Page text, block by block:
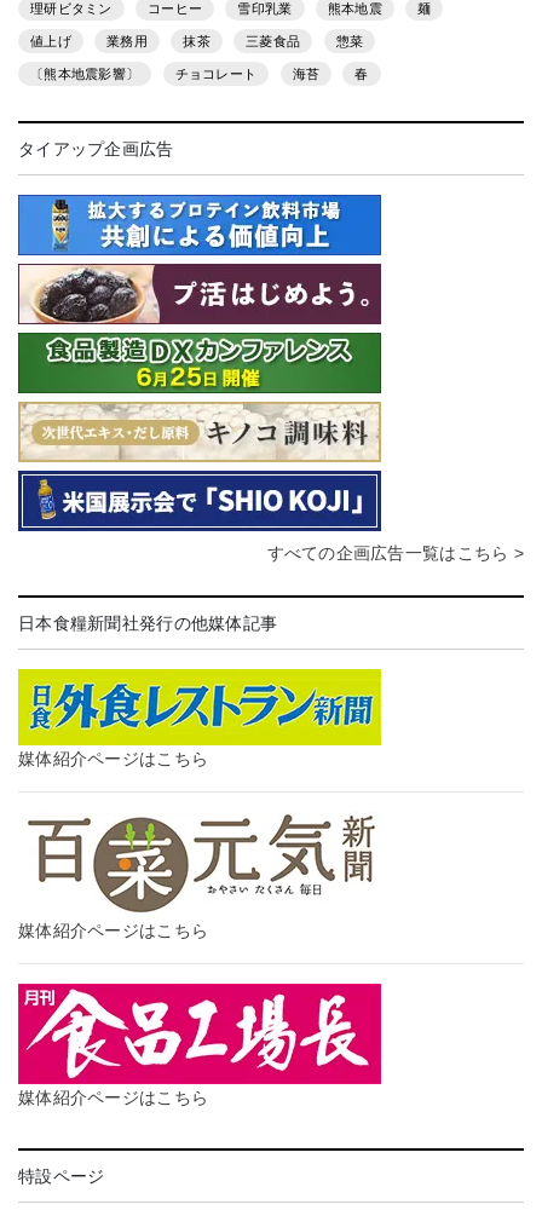
理研ビタミン コーヒー 雪印乳業 熊本地震 麺
値上げ 業務用 抹茶 三菱食品 惣菜
〔熊本地震影響〕 チョコレート 海苔 春
タイアップ企画広告
すべての企画広告一覧はこちら >
日本食糧新聞社発行の他媒体記事
媒体紹介ページはこちら
媒体紹介ページはこちら
媒体紹介ページはこちら
特設ページ